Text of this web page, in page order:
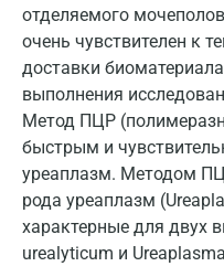
отделяемого
очень чувствителен к
доставки
выполнения
Метод ПЦР
быстрым и
уреаплазм. Методом
рода уреаплазм
характерные для двух
urealyticum и
Одинцово
Омск
Орел
Оренбург
Орехово-Зуево
Павловский